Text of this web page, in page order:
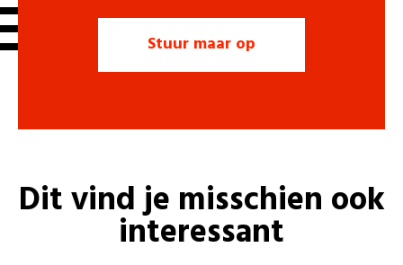
Dit vind je misschien ook
interessant